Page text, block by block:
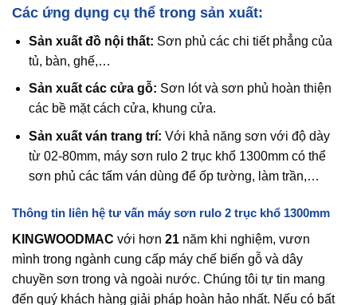
Các ứng dụng cụ thể trong sản xuất:
Sản xuất đồ nội thất: Sơn phủ các chi tiết phẳng của
tủ, bàn, ghế,…
Sản xuất các cửa gỗ: Sơn lót và sơn phủ hoàn thiện
các bề mặt cách cửa, khung cửa.
Sản xuất ván trang trí: Với khả năng sơn với độ dày
từ 02-80mm, máy sơn rulo 2 trục khổ 1300mm có thể
sơn phủ các tấm ván dùng để ốp tường, làm trần,…
Thông tin liên hệ tư vấn máy sơn rulo 2 trục khổ 1300mm
KINGWOODMAC với hơn 21 năm khi nghiệm, vươn
mình trong ngành cung cấp máy chế biến gỗ và dây
chuyền sơn trong và ngoài nước. Chúng tôi tự tin mang
đến quý khách hàng giải pháp hoàn hảo nhất. Nếu có bất